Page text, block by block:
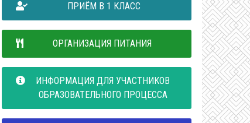
ПРИЁМ В 1 КЛАСС
ОРГАНИЗАЦИЯ ПИТАНИЯ
ИНФОРМАЦИЯ ДЛЯ УЧАСТНИКОВ
ОБРАЗОВАТЕЛЬНОГО ПРОЦЕССА